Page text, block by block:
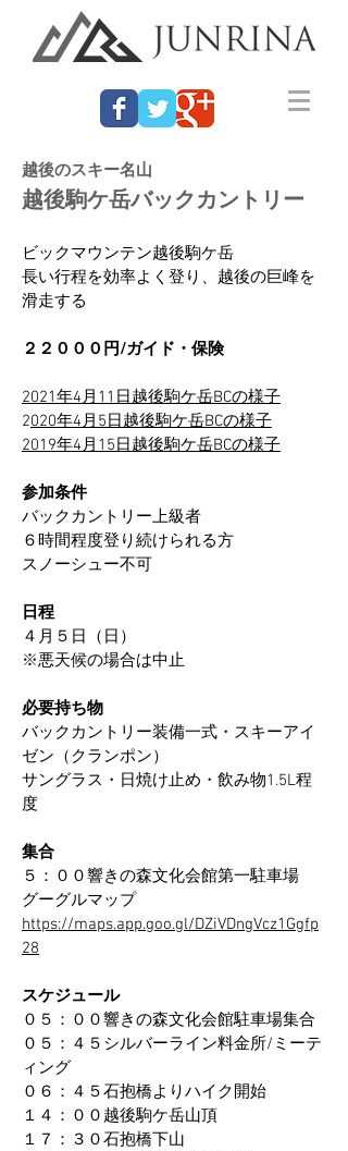
越後のスキー名山
越後駒ケ岳バックカントリー
ビックマウンテン越後駒ケ岳
長い行程を効率よく登り、越後の巨峰を
滑走する
２２０００円/ガイド・保険
2021年4月11日越後駒ケ岳BCの様子
2020年4月5日越後駒ケ岳BCの様子
2019年4月15日越後駒ケ岳BCの様子
参加条件
バックカントリー上級者
６時間程度登り続けられる方
スノーシュー不可
日程
４月５日（日）
※悪天候の場合は中止
必要持ち物
バックカントリー装備一式・スキーアイ
ゼン（クランポン）
サングラス・日焼け止め・飲み物1.5L程
度
集合
５：００響きの森文化会館第一駐車場
​​グーグルマップ
https://maps.app.goo.gl/DZiVDngVcz1Ggfp
28
スケジュール
０５：００響きの森文化会館駐車場集合
０５：４５シルバーライン料金所/ミーテ
ィング
０６：４５石抱橋よりハイク開始
１４：００越後駒ケ岳山頂
１７：３０石抱橋下山